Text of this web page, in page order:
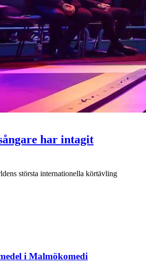
har intagit
största internationella körtävling
i Malmökomedi